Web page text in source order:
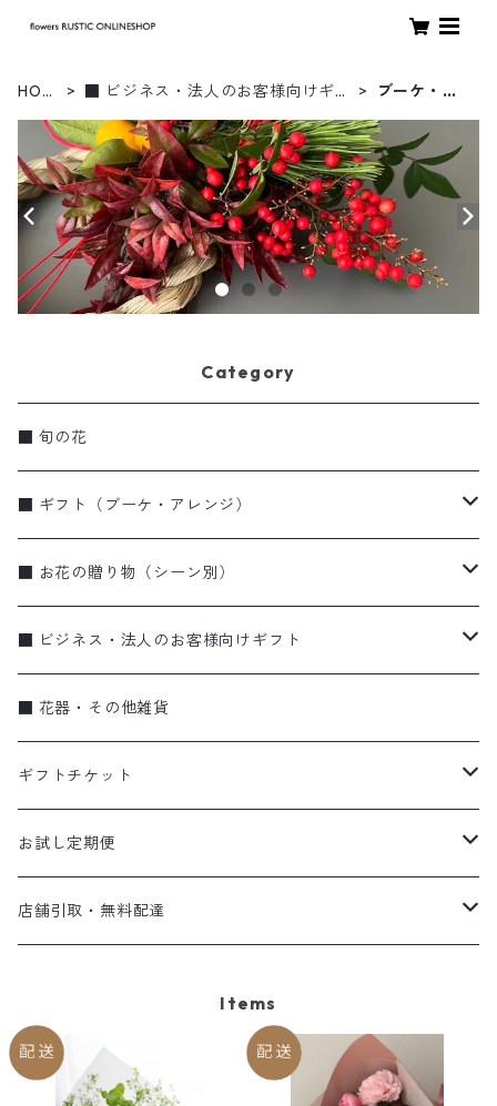
HOM
■ ビジネス・法人のお客様向けギフ
ブーケ・花
Category
■ 旬の花
■ ギフト（ブーケ・アレンジ）
ブーケ・花束
アレンジメント
季節のギフト（リース・しめ縄）
蘭
■ お花の贈り物（シーン別）
お誕生日
お祝い・特別な日に
弔事
ビジネス
■ ビジネス・法人のお客様向けギフト
蘭
ブーケ・花束
アレンジメント
スタンド花
■ 花器・その他雑貨
ギフトチケット
flower vase〈花器〉
gift ticket〈ギフトチケット〉
お試し定期便
お試し便
店舗引取・無料配達
無料配達(さいたま市内•上尾市内のみ ／ 月•金曜午前中)
Items